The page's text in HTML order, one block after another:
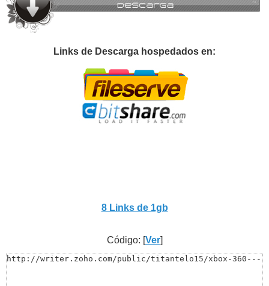
Links de Descarga hospedados en:
8 Links de 1gb
Código: [Ver]
http://writer.zoho.com/public/titantelo15/xbox-360---